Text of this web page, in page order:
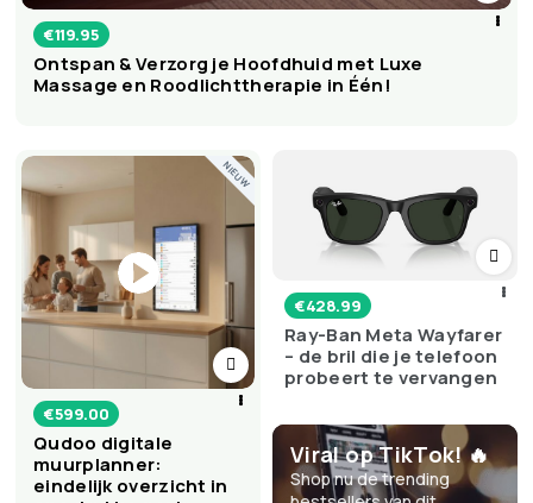
€119.95
Ontspan & Verzorg je Hoofdhuid met Luxe
Massage en Roodlichttherapie in Één!
NIEUW
€599.00
Qudoo digitale
muurplanner:
eindelijk overzicht in
€428.99
Ray-Ban Meta Wayfarer
– de bril die je telefoon
probeert te vervangen
Viral op TikTok! 🔥
Shop nu de trending